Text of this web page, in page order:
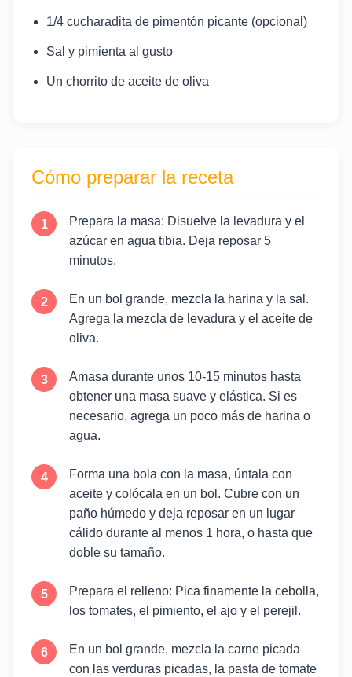
1/4 cucharadita de pimentón picante (opcional)
Sal y pimienta al gusto
Un chorrito de aceite de oliva
Cómo preparar la receta
Prepara la masa: Disuelve la levadura y el
azúcar en agua tibia. Deja reposar 5
minutos.
En un bol grande, mezcla la harina y la sal.
Agrega la mezcla de levadura y el aceite de
oliva.
Amasa durante unos 10-15 minutos hasta
obtener una masa suave y elástica. Si es
necesario, agrega un poco más de harina o
agua.
Forma una bola con la masa, úntala con
aceite y colócala en un bol. Cubre con un
paño húmedo y deja reposar en un lugar
cálido durante al menos 1 hora, o hasta que
doble su tamaño.
Prepara el relleno: Pica finamente la cebolla,
los tomates, el pimiento, el ajo y el perejil.
En un bol grande, mezcla la carne picada
con las verduras picadas, la pasta de tomate